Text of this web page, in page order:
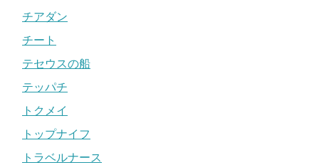
チアダン
チート
テセウスの船
テッパチ
トクメイ
トップナイフ
トラベルナース